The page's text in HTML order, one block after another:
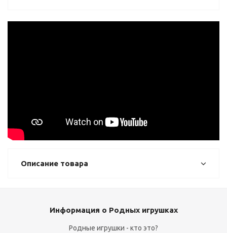
Описание товара
Информация о Родных игрушках
Родные игрушки - кто это?